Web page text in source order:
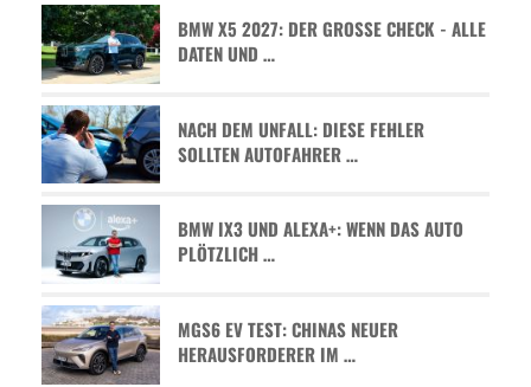
BMW X5 2027: DER GROSSE CHECK - ALLE D
ATEN UND …
NACH DEM UNFALL: DIESE FEHLER
SOLLTEN AUTOFAHRER …
BMW IX3 UND ALEXA+: WENN DAS AUTO
PLÖTZLICH …
MGS6 EV TEST: CHINAS NEUER
HERAUSFORDERER IM …